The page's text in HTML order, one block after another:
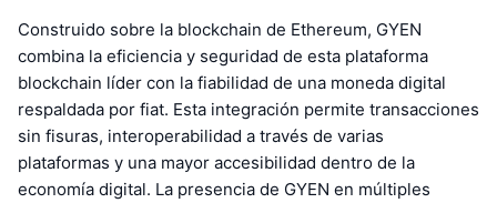
Construido sobre la blockchain de Ethereum, GYEN
combina la eficiencia y seguridad de esta plataforma
blockchain líder con la fiabilidad de una moneda digital
respaldada por fiat. Esta integración permite transacciones
sin fisuras, interoperabilidad a través de varias
plataformas y una mayor accesibilidad dentro de la
economía digital. La presencia de GYEN en múltiples